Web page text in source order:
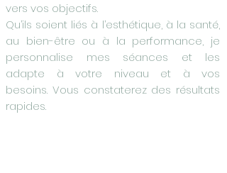
vers vos objectifs.
Qu’ils soient liés à l’esthétique, à la santé,
au bien-être ou à la performance, je
personnalise mes séances et les
adapte à votre niveau et à vos
besoins. Vous constaterez des résultats
rapides.